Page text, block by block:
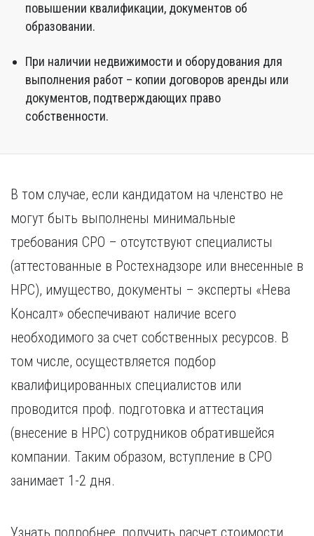
повышении квалификации, документов об
образовании.
При наличии недвижимости и оборудования для
выполнения работ – копии договоров аренды или
документов, подтверждающих право
собственности.
В том случае, если кандидатом на членство не
могут быть выполнены минимальные
требования СРО – отсутствуют специалисты
(аттестованные в Ростехнадзоре или внесенные в
НРС), имущество, документы – эксперты «Нева
Консалт» обеспечивают наличие всего
необходимого за счет собственных ресурсов. В
том числе, осуществляется подбор
квалифицированных специалистов или
проводится проф. подготовка и аттестация
(внесение в НРС) сотрудников обратившейся
компании. Таким образом, вступление в СРО
занимает 1-2 дня.
Узнать подробнее, получить расчет стоимости